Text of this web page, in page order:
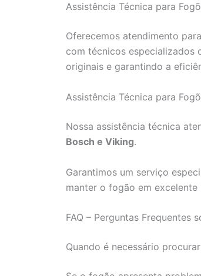
Assistência Técnica para
Oferecemos atendimento
com técnicos especializados
originais e garantindo a
Assistência Técnica para
Nossa assistência técnica
Bosch e Viking.
Garantimos um serviço
manter o fogão em
FAQ – Perguntas Frequentes
Quando é necessário